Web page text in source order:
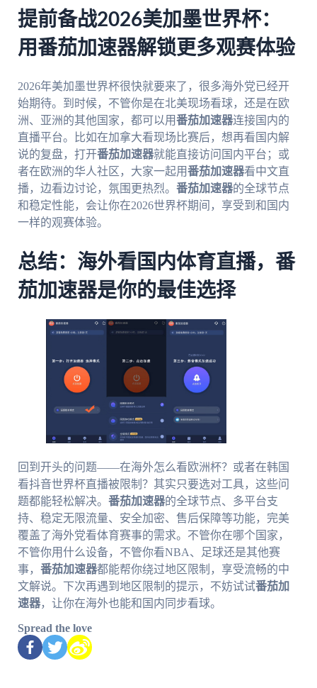
提前备战2026美加墨世界杯：
用番茄加速器解锁更多观赛体验
2026年美加墨世界杯很快就要来了，很多海外党已经开
始期待。到时候，不管你是在北美现场看球，还是在欧
洲、亚洲的其他国家，都可以用番茄加速器连接国内的
直播平台。比如在加拿大看现场比赛后，想再看国内解
说的复盘，打开番茄加速器就能直接访问国内平台；或
者在欧洲的华人社区，大家一起用番茄加速器看中文直
播，边看边讨论，氛围更热烈。 番茄加速器的全球节点
和稳定性能，会让你在2026世界杯期间，享受到和国内
一样的观赛体验。
总结：海外看国内体育直播，番
茄加速器是你的最佳选择
回到开头的问题——在海外怎么看欧洲杯？或者在韩国
看抖音世界杯直播被限制？其实只要选对工具，这些问
题都能轻松解决。 番茄加速器的全球节点、多平台支
持、稳定无限流量、安全加密、售后保障等功能，完美
覆盖了海外党看体育赛事的需求。不管你在哪个国家，
不管你用什么设备，不管你看NBA、足球还是其他赛
事， 番茄加速器都能帮你绕过地区限制，享受流畅的中
文解说。下次再遇到地区限制的提示，不妨试试番茄加
速器，让你在海外也能和国内同步看球。
Spread the love